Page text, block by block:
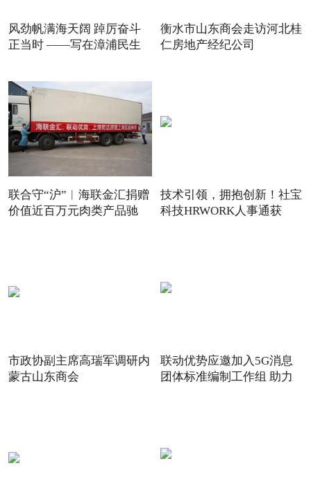
风劲帆满海天阔 踔厉奋斗
正当时 ——写在漳浦民生
衡水市山东商会走访河北桂
仁房地产经纪公司
联合守“沪”︱海联金汇捐赠
价值近百万元肉类产品驰
技术引领，拥抱创新！社宝
科技HRWORK人事通获
市政协副主席高瑞军调研内
蒙古山东商会
联动优势应邀加入5G消息
团体标准编制工作组 助力